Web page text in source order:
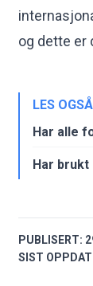
og dette er
LES OGSÅ
Har alle
Har
PUBLISERT:
SIST